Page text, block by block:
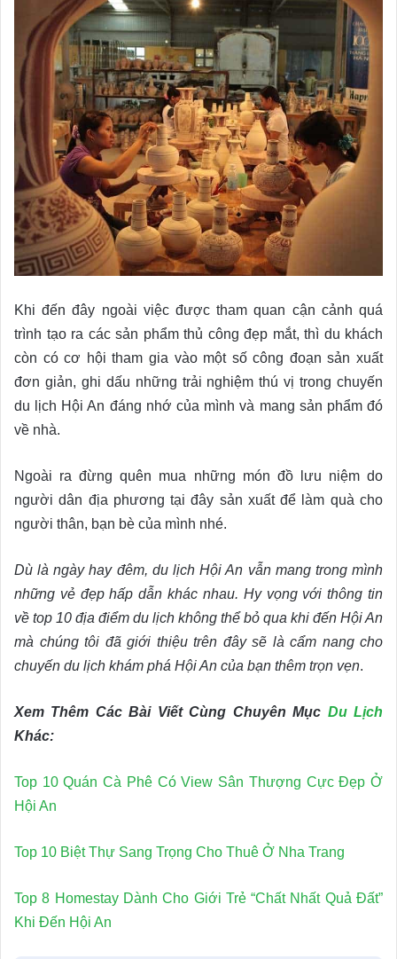
Khi đến đây ngoài việc được tham quan cận cảnh quá
trình tạo ra các sản phẩm thủ công đẹp mắt, thì du khách
còn có cơ hội tham gia vào một số công đoạn sản xuất
đơn giản, ghi dấu những trải nghiệm thú vị trong chuyến
du lịch Hội An đáng nhớ của mình và mang sản phẩm đó
về nhà.
Ngoài ra đừng quên mua những món đồ lưu niệm do
người dân địa phương tại đây sản xuất để làm quà cho
người thân, bạn bè của mình nhé.
Dù là ngày hay đêm, du lịch Hội An vẫn mang trong mình
những vẻ đẹp hấp dẫn khác nhau. Hy vọng với thông tin
về top 10 địa điểm du lịch không thể bỏ qua khi đến Hội An
mà chúng tôi đã giới thiệu trên đây sẽ là cẩm nang cho
chuyến du lịch khám phá Hội An của bạn thêm trọn vẹn.
Xem Thêm Các Bài Viết Cùng Chuyên Mục Du Lịch
Khác:
Top 10 Quán Cà Phê Có View Sân Thượng Cực Đẹp Ở
Hội An
Top 10 Biệt Thự Sang Trọng Cho Thuê Ở Nha Trang
Top 8 Homestay Dành Cho Giới Trẻ “Chất Nhất Quả Đất”
Khi Đến Hội An